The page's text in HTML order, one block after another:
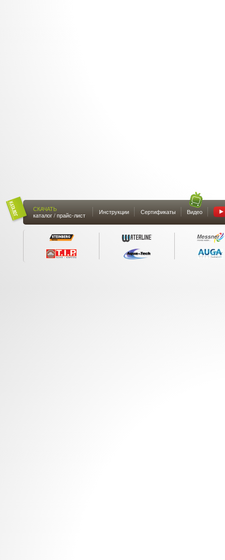
СКАЧАТЬ
каталог / прайс-лист
Инструкции Сертификаты Видео